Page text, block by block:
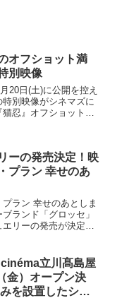
オフショット満
別映像
20日(土)に公開を控え
別映像がシネマズに
忍』オフショット満
ーの発売決定！映
プラン 幸せのあ
ラン 幸せのあとしま
ランド「グロッセ」
リーの発売が決定し
タ・ガーウィグ)は、文
立川髙島屋
金）オープン決
を設置したシア